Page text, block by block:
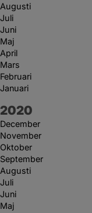
Augusti
Juli
Juni
Maj
April
Mars
Februari
Januari
År:
2020
December
November
Oktober
September
Augusti
Juli
Juni
Maj